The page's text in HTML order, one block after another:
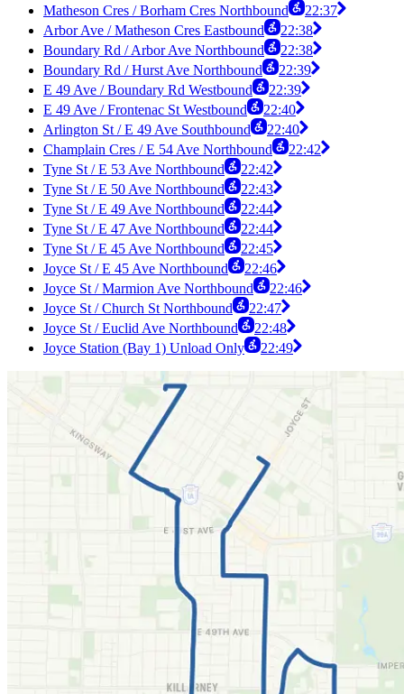
Matheson Cres / Borham Cres Northbound
22:37
Arbor Ave / Matheson Cres Eastbound
22:38
Boundary Rd / Arbor Ave Northbound
22:38
Boundary Rd / Hurst Ave Northbound
22:39
E 49 Ave / Boundary Rd Westbound
22:39
E 49 Ave / Frontenac St Westbound
22:40
Arlington St / E 49 Ave Southbound
22:40
Champlain Cres / E 54 Ave Northbound
22:42
Tyne St / E 53 Ave Northbound
22:42
Tyne St / E 50 Ave Northbound
22:43
Tyne St / E 49 Ave Northbound
22:44
Tyne St / E 47 Ave Northbound
22:44
Tyne St / E 45 Ave Northbound
22:45
Joyce St / E 45 Ave Northbound
22:46
Joyce St / Marmion Ave Northbound
22:46
Joyce St / Church St Northbound
22:47
Joyce St / Euclid Ave Northbound
22:48
Joyce Station (Bay 1) Unload Only
22:49